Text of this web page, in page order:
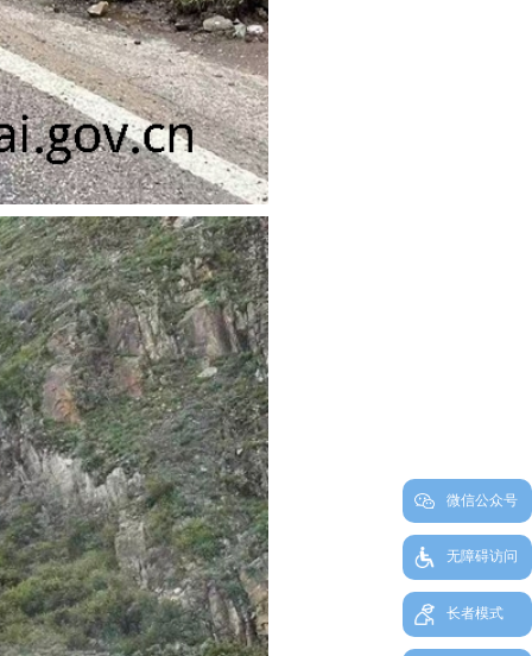
微信公众号
无障碍访问
长者模式